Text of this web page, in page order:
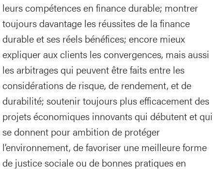
leurs compétences en finance durable; montrer
toujours davantage les réussites de la finance
durable et ses réels bénéfices; encore mieux
expliquer aux clients les convergences, mais aussi
les arbitrages qui peuvent être faits entre les
considérations de risque, de rendement, et de
durabilité; soutenir toujours plus efficacement des
projets économiques innovants qui débutent et qui
se donnent pour ambition de protéger
l’environnement, de favoriser une meilleure forme
de justice sociale ou de bonnes pratiques en